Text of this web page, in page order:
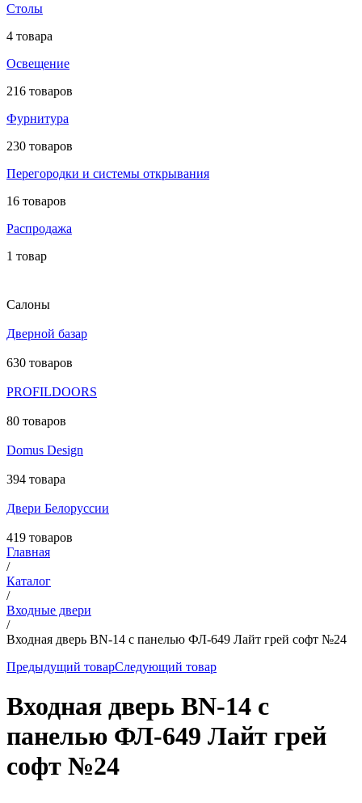
Столы
4 товара
Освещение
216 товаров
Фурнитура
230 товаров
Перегородки и системы открывания
16 товаров
Распродажа
1 товар
Салоны
Дверной базар
630 товаров
PROFILDOORS
80 товаров
Domus Design
394 товара
Двери Белоруссии
419 товаров
Главная
/
Каталог
/
Входные двери
/
Входная дверь BN-14 с панелью ФЛ-649 Лайт грей софт №24
Предыдущий товарСледующий товар
Входная дверь BN-14 с
панелью ФЛ-649 Лайт грей
софт №24